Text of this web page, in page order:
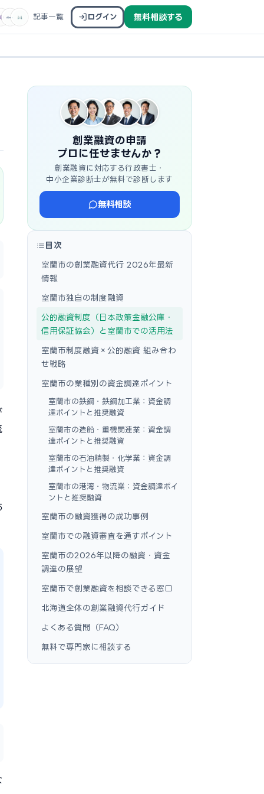
記事一覧 ログイン 無料相談する
創業融資の申請
プロに任せませんか？
創業融資に対応する行政書士・
中小企業診断士が無料で診断します
無料相談
目次
室蘭市の創業融資代行 2026年最新
情報
室蘭市独自の制度融資
公的融資制度（日本政策金融公庫・
信用保証協会）と室蘭市での活用法
室蘭市制度融資×公的融資 組み合わ
せ戦略
室蘭市の業種別の資金調達ポイント
室蘭市の鉄鋼・鉄鋼加工業：資金調
達ポイントと推奨融資
室蘭市の造船・重機関連業：資金調
達ポイントと推奨融資
室蘭市の石油精製・化学業：資金調
達ポイントと推奨融資
室蘭市の港湾・物流業：資金調達ポイ
ントと推奨融資
室蘭市の融資獲得の成功事例
室蘭市での融資審査を通すポイント
室蘭市の2026年以降の融資・資金
調達の展望
室蘭市で創業融資を相談できる窓口
北海道全体の創業融資代行ガイド
よくある質問（FAQ）
無料で専門家に相談する